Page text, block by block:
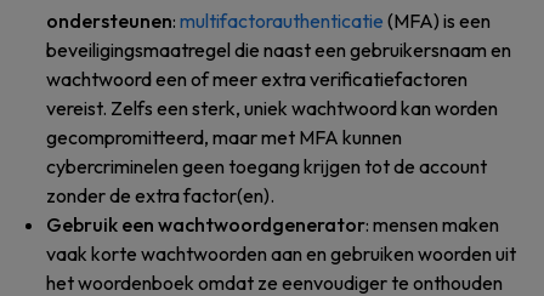
ondersteunen: multifactorauthenticatie (MFA) is een
beveiligingsmaatregel die naast een gebruikersnaam en
wachtwoord een of meer extra verificatiefactoren
vereist. Zelfs een sterk, uniek wachtwoord kan worden
gecompromitteerd, maar met MFA kunnen
cybercriminelen geen toegang krijgen tot de account
zonder de extra factor(en).
Gebruik een wachtwoordgenerator: mensen maken
vaak korte wachtwoorden aan en gebruiken woorden uit
het woordenboek omdat ze eenvoudiger te onthouden